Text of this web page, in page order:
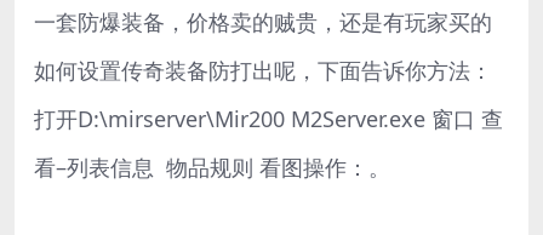
一套防爆装备，价格卖的贼贵，还是有玩家买的
如何设置传奇装备防打出呢，下面告诉你方法：
打开D:\mirserver\Mir200 M2Server.exe 窗口 查
看–列表信息 物品规则 看图操作：。